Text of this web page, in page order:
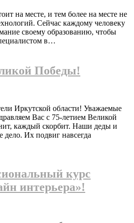
на месте, и тем более на месте не
Сейчас каждому человеку
своему образованию, чтобы
в…
Победы!
Иркутской области! Уважаемые
Вас с 75-летием Великой
каждый скорбит. Наши деды и
дело. Их подвиг навсегда
курс
интерьера»!